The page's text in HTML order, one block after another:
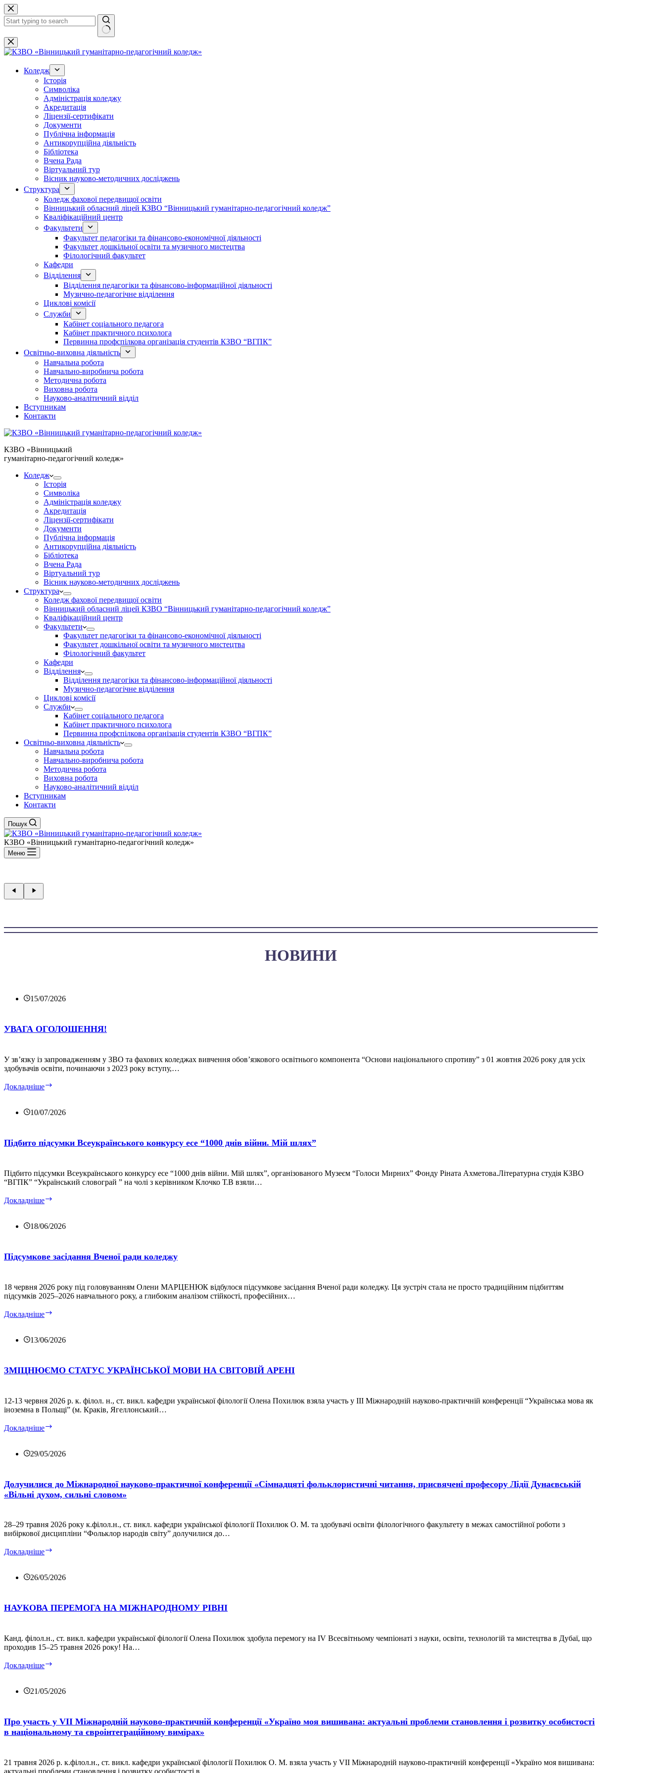
Перейти
до
вмісту
Немає
результатів
Коледж
Історія
Символіка
Адміністрація коледжу
Акредитація
Ліцензії-сертифікати
Документи
Публічна інформація
Антикорупційна діяльність
Бібліотека
Вчена Рада
Віртуальний тур
Вісник науково-методичних досліджень
Структура
Коледж фахової передвищої освіти
Вінницький обласний ліцей КЗВО “Вінницький гуманітарно-педагогічний коледж”
Кваліфікаційний центр
Факультети
Факультет педагогіки та фінансово-економічної діяльності
Факультет дошкільної освіти та музичного мистецтва
Філологічний факультет
Кафедри
Відділення
Відділення педагогіки та фінансово-інформаційної діяльності
Музично-педагогічне відділення
Циклові комісії
Служби
Кабінет соціального педагога
Кабінет практичного психолога
Первинна профспілкова організація студентів КЗВО “ВГПК”
Освітньо-виховна діяльність
Навчальна робота
Навчально-виробнича робота
Методична робота
Виховна робота
Науково-аналітичний відділ
Вступникам
Контакти
КЗВО «Вінницький
гуманітарно-педагогічний коледж»
Коледж
Історія
Символіка
Адміністрація коледжу
Акредитація
Ліцензії-сертифікати
Документи
Публічна інформація
Антикорупційна діяльність
Бібліотека
Вчена Рада
Віртуальний тур
Вісник науково-методичних досліджень
Структура
Коледж фахової передвищої освіти
Вінницький обласний ліцей КЗВО “Вінницький гуманітарно-педагогічний коледж”
Кваліфікаційний центр
Факультети
Факультет педагогіки та фінансово-економічної діяльності
Факультет дошкільної освіти та музичного мистецтва
Філологічний факультет
Кафедри
Відділення
Відділення педагогіки та фінансово-інформаційної діяльності
Музично-педагогічне відділення
Циклові комісії
Служби
Кабінет соціального педагога
Кабінет практичного психолога
Первинна профспілкова організація студентів КЗВО “ВГПК”
Освітньо-виховна діяльність
Навчальна робота
Навчально-виробнича робота
Методична робота
Виховна робота
Науково-аналітичний відділ
Вступникам
Контакти
Пошук
КЗВО «Вінницький гуманітарно-педагогічний коледж»
Меню
НОВИНИ
15/07/2026
УВАГА ОГОЛОШЕННЯ!
У зв’язку із запровадженням у ЗВО та фахових коледжах вивчення обов’язкового освітнього компонента “Основи національного спротиву” з 01 жовтня 2026 року для усіх
здобувачів освіти, починаючи з 2023 року вступу,…
Докладніше
10/07/2026
Підбито підсумки Всеукраїнського конкурсу есе “1000 днів війни. Мій шлях”
Підбито підсумки Всеукраїнського конкурсу есе “1000 днів війни. Мій шлях”, організованого Музеєм “Голоси Мирних” Фонду Ріната Ахметова.Літературна студія КЗВО
“ВГПК” “Український словограй ” на чолі з керівником Клочко Т.В взяли…
Докладніше
конкурсу
днів
війни.
18/06/2026
Підсумкове засідання Вченої ради коледжу
18 червня 2026 року під головуванням Олени МАРЦЕНЮК відбулося підсумкове засідання Вченої ради коледжу. Ця зустріч стала не просто традиційним підбиттям
підсумків 2025–2026 навчального року, а глибоким аналізом стійкості, професійних…
Докладніше
ради
13/06/2026
ЗМІЦНЮЄМО СТАТУС УКРАЇНСЬКОЇ МОВИ НА СВІТОВІЙ АРЕНІ
12-13 червня 2026 р. к. філол. н., ст. викл. кафедри української філології Олена Похилюк взяла участь у ІІІ Міжнародній науково-практичній конференції “Українська мова як
іноземна в Польщі” (м. Краків, Ягеллонський…
Докладніше
МОВИ
АРЕНІ
29/05/2026
Долучилися до Міжнародної науково-практичної конференції «Сімнадцяті фольклористичні читання, присвячені професору Лідії Дунаєвській
«Вільні духом, сильні словом»
28–29 травня 2026 року к.філол.н., ст. викл. кафедри української філології Похилюк О. М. та здобувачі освіти філологічного факультету в межах самостійної роботи з
вибіркової дисципліни “Фольклор народів світу” долучилися до…
Докладніше
науково-
«Сімнадцяті
фольклористичні
професору
Лідії
словом»
26/05/2026
НАУКОВА ПЕРЕМОГА НА МІЖНАРОДНОМУ РІВНІ
Канд. філол.н., ст. викл. кафедри української філології Олена Похилюк здобула перемогу на IV Всесвітньому чемпіонаті з науки, освіти, технологій та мистецтва в Дубаї, що
проходив 15–25 травня 2026 року! На…
Докладніше
МІЖНАРОДНОМУ
21/05/2026
Про участь у VІІ Міжнародній науково-практичній конференції «Україно моя вишивана: актуальні проблеми становлення і розвитку особистості
в національному та євроінтеграційному вимірах»
21 травня 2026 р. к.філол.н., ст. викл. кафедри української філології Похилюк О. М. взяла участь у VІІ Міжнародній науково-практичній конференції «Україно моя вишивана: